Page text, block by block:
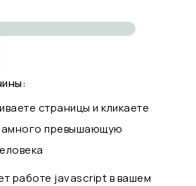
страницы и кликаете
превышающую
работе javascript в вашем